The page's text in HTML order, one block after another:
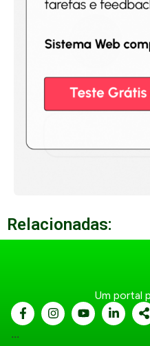
Relacionadas:
Um portal
...